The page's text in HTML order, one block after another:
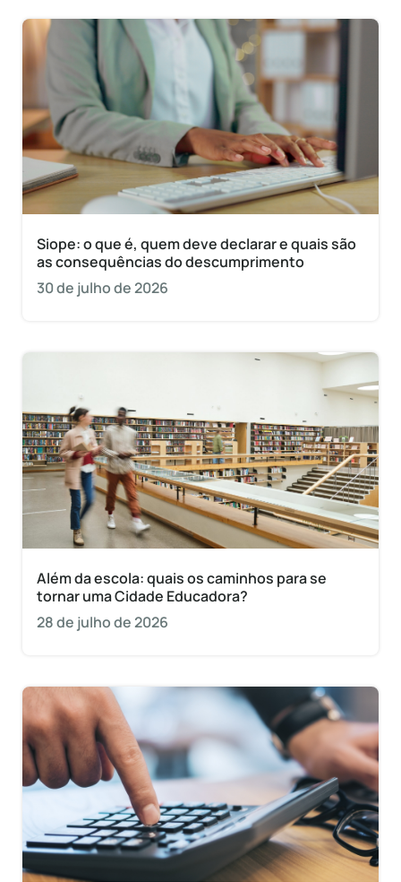
Siope: o que é, quem deve declarar e quais são
as consequências do descumprimento
30 de julho de 2026
Além da escola: quais os caminhos para se
tornar uma Cidade Educadora?
28 de julho de 2026